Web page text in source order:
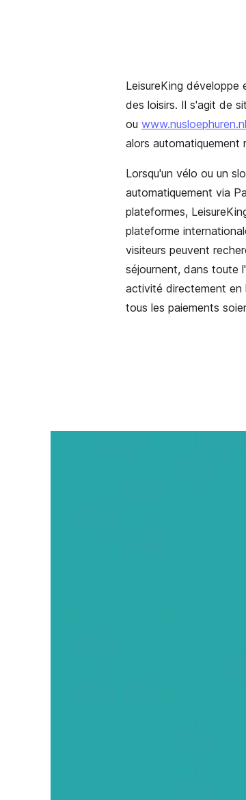
LeisureKing développe
des loisirs. Il s'agit de
ou
alors automatiquement
Lorsqu'un vélo ou un
automatiquement via
plateformes,
plateforme
visiteurs peuvent
séjournent, dans toute
activité directement en
tous les paiements